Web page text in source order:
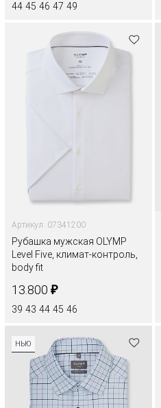
44 45 46 47 49
Артикул: 07341200
Рубашка мужская OLYMP
Level Five, климат-контроль,
body fit
13.800 ₽
39 43 44 45 46
НЬЮ